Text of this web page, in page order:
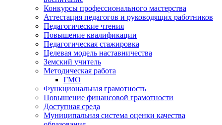
Конкурсы профессионального мастерства
Аттестация педагогов и руководящих работников
Педагогические чтения
Повышение квалификации
Педагогическая стажировка
Целевая модель наставничества
Земский учитель
Методическая работа
ГМО
Функциональная грамотность
Повышение финансовой грамотности
Доступная среда
Муниципальная система оценки качества